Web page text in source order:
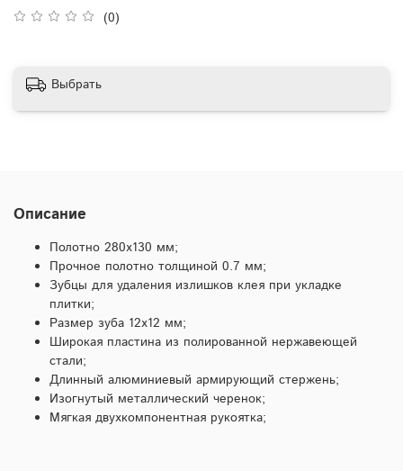
(0)
Выбрать
Описание
Полотно 280х130 мм;
Прочное полотно толщиной 0.7 мм;
Зубцы для удаления излишков клея при укладке
плитки;
Размер зуба 12х12 мм;
Широкая пластина из полированной нержавеющей
стали;
Длинный алюминиевый армирующий стержень;
Изогнутый металлический черенок;
Мягкая двухкомпонентная рукоятка;